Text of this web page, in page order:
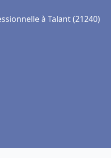
à Talant (21240)